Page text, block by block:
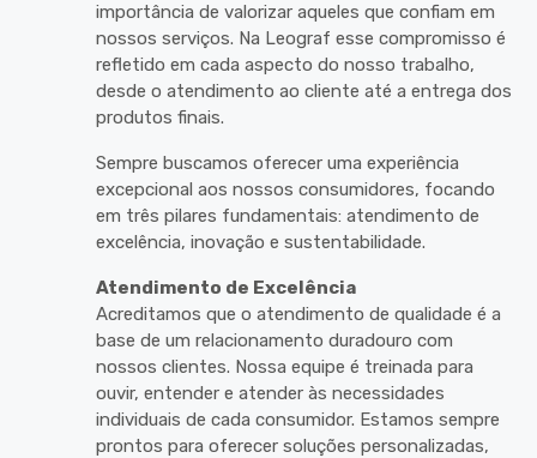
importância de valorizar aqueles que confiam em
nossos serviços. Na Leograf esse compromisso é
refletido em cada aspecto do nosso trabalho,
desde o atendimento ao cliente até a entrega dos
produtos finais.
Sempre buscamos oferecer uma experiência
excepcional aos nossos consumidores, focando
em três pilares fundamentais: atendimento de
excelência, inovação e sustentabilidade.
Atendimento de Excelência
Acreditamos que o atendimento de qualidade é a
base de um relacionamento duradouro com
nossos clientes. Nossa equipe é treinada para
ouvir, entender e atender às necessidades
individuais de cada consumidor. Estamos sempre
prontos para oferecer soluções personalizadas,